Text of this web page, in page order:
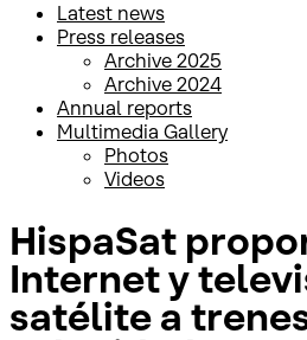
Latest news
Press releases
Archive 2025
Archive 2024
Annual reports
Multimedia Gallery
Photos
Videos
HispaSat
Internet y
satélite a